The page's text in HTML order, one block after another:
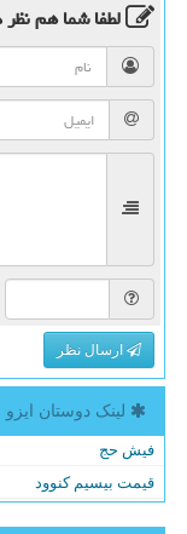
لطفا شما هم
ارسال نظر
لینک دوستان
فیش حج
قیمت بیسیم کنوود